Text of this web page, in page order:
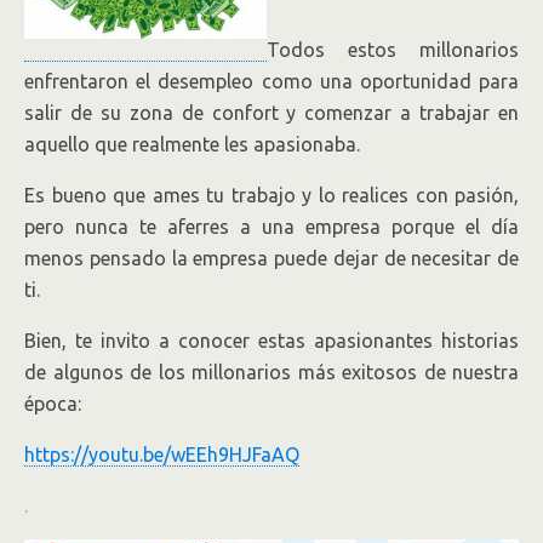
Todos estos millonarios
enfrentaron el desempleo como una oportunidad para
salir de su zona de confort y comenzar a trabajar en
aquello que realmente les apasionaba.
Es bueno que ames tu trabajo y lo realices con pasión,
pero nunca te aferres a una empresa porque el día
menos pensado la empresa puede dejar de necesitar de
ti.
Bien, te invito a conocer estas apasionantes historias
de algunos de los millonarios más exitosos de nuestra
época:
https://youtu.be/wEEh9HJFaAQ
.